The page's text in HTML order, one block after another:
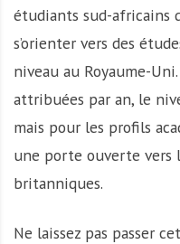
étudiants sud-africains
s’orienter vers des
niveau au Royaume-
attribuées par an, le
mais pour les profils
une porte ouverte vers
britanniques.
Ne laissez pas passer